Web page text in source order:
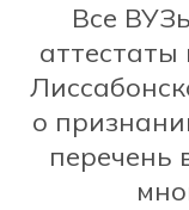
Все
аттестаты
о
перечень